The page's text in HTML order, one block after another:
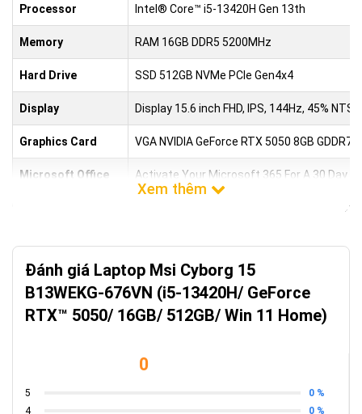
Processor Intel® Core™ i5-13420H Gen 13th
Memory RAM 16GB DDR5 5200MHz
Hard Drive SSD 512GB NVMe PCIe Gen4x4
Display Display 15.6 inch FHD, IPS, 144Hz, 45%
Graphics Card VGA NVIDIA GeForce RTX 5050 8GB GDDR7
Microsoft Office Activate Your Microsoft 365 For A 30 Day
4-Zone RGB Gaming Keyboard with Copilot
Ports
Dimensions &
Weight
359.3 x 245.25 x 22.15-23.15 mm
Speakers
2x 2W Speaker, Nahimic 3 Audio Enhancer,
Đánh giá Laptop Msi Cyborg 15
B13WEKG-676VN (i5-13420H/ GeForce
RTX™ 5050/ 16GB/ 512GB/ Win 11 Home)
0
5
0 %
4
0 %